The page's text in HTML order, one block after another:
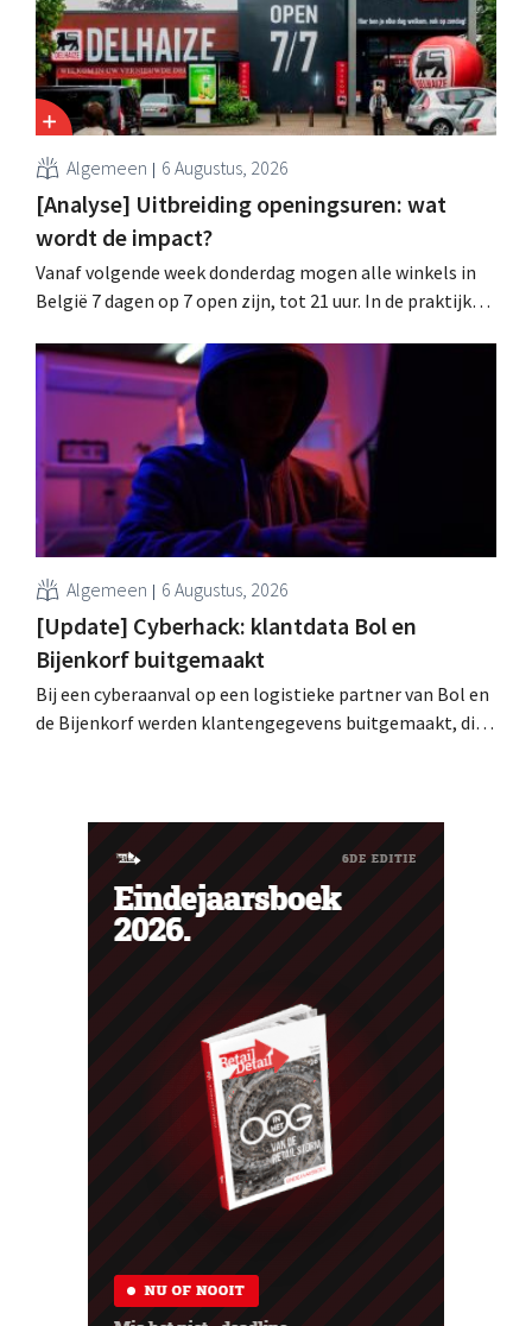
Algemeen 6 Augustus, 2026
[Analyse] Uitbreiding openingsuren: wat
wordt de impact?
Vanaf volgende week donderdag mogen alle winkels in
België 7 dagen op 7 open zijn, tot 21 uur. In de praktijk
arbeidswetgeving een hinderpaal. Is er een gelijk
speelveld?
Algemeen 6 Augustus, 2026
[Update] Cyberhack: klantdata Bol en
Bijenkorf buitgemaakt
Bij een cyberaanval op een logistieke partner van Bol en
de Bijenkorf werden klantengegevens buitgemaakt, die